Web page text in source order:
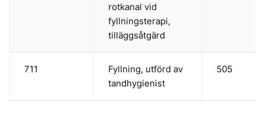
rotkanal vid
fyllningsterapi,
tilläggsåtgärd
711
Fyllning, utförd av
tandhygienist
505